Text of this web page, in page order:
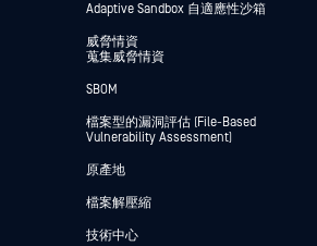
Adaptive Sandbox 自適應性沙箱
威脅情資
蒐集威脅情資
SBOM
檔案型的漏洞評估 (File-Based
Vulnerability Assessment)
原產地
檔案解壓縮
技術中心